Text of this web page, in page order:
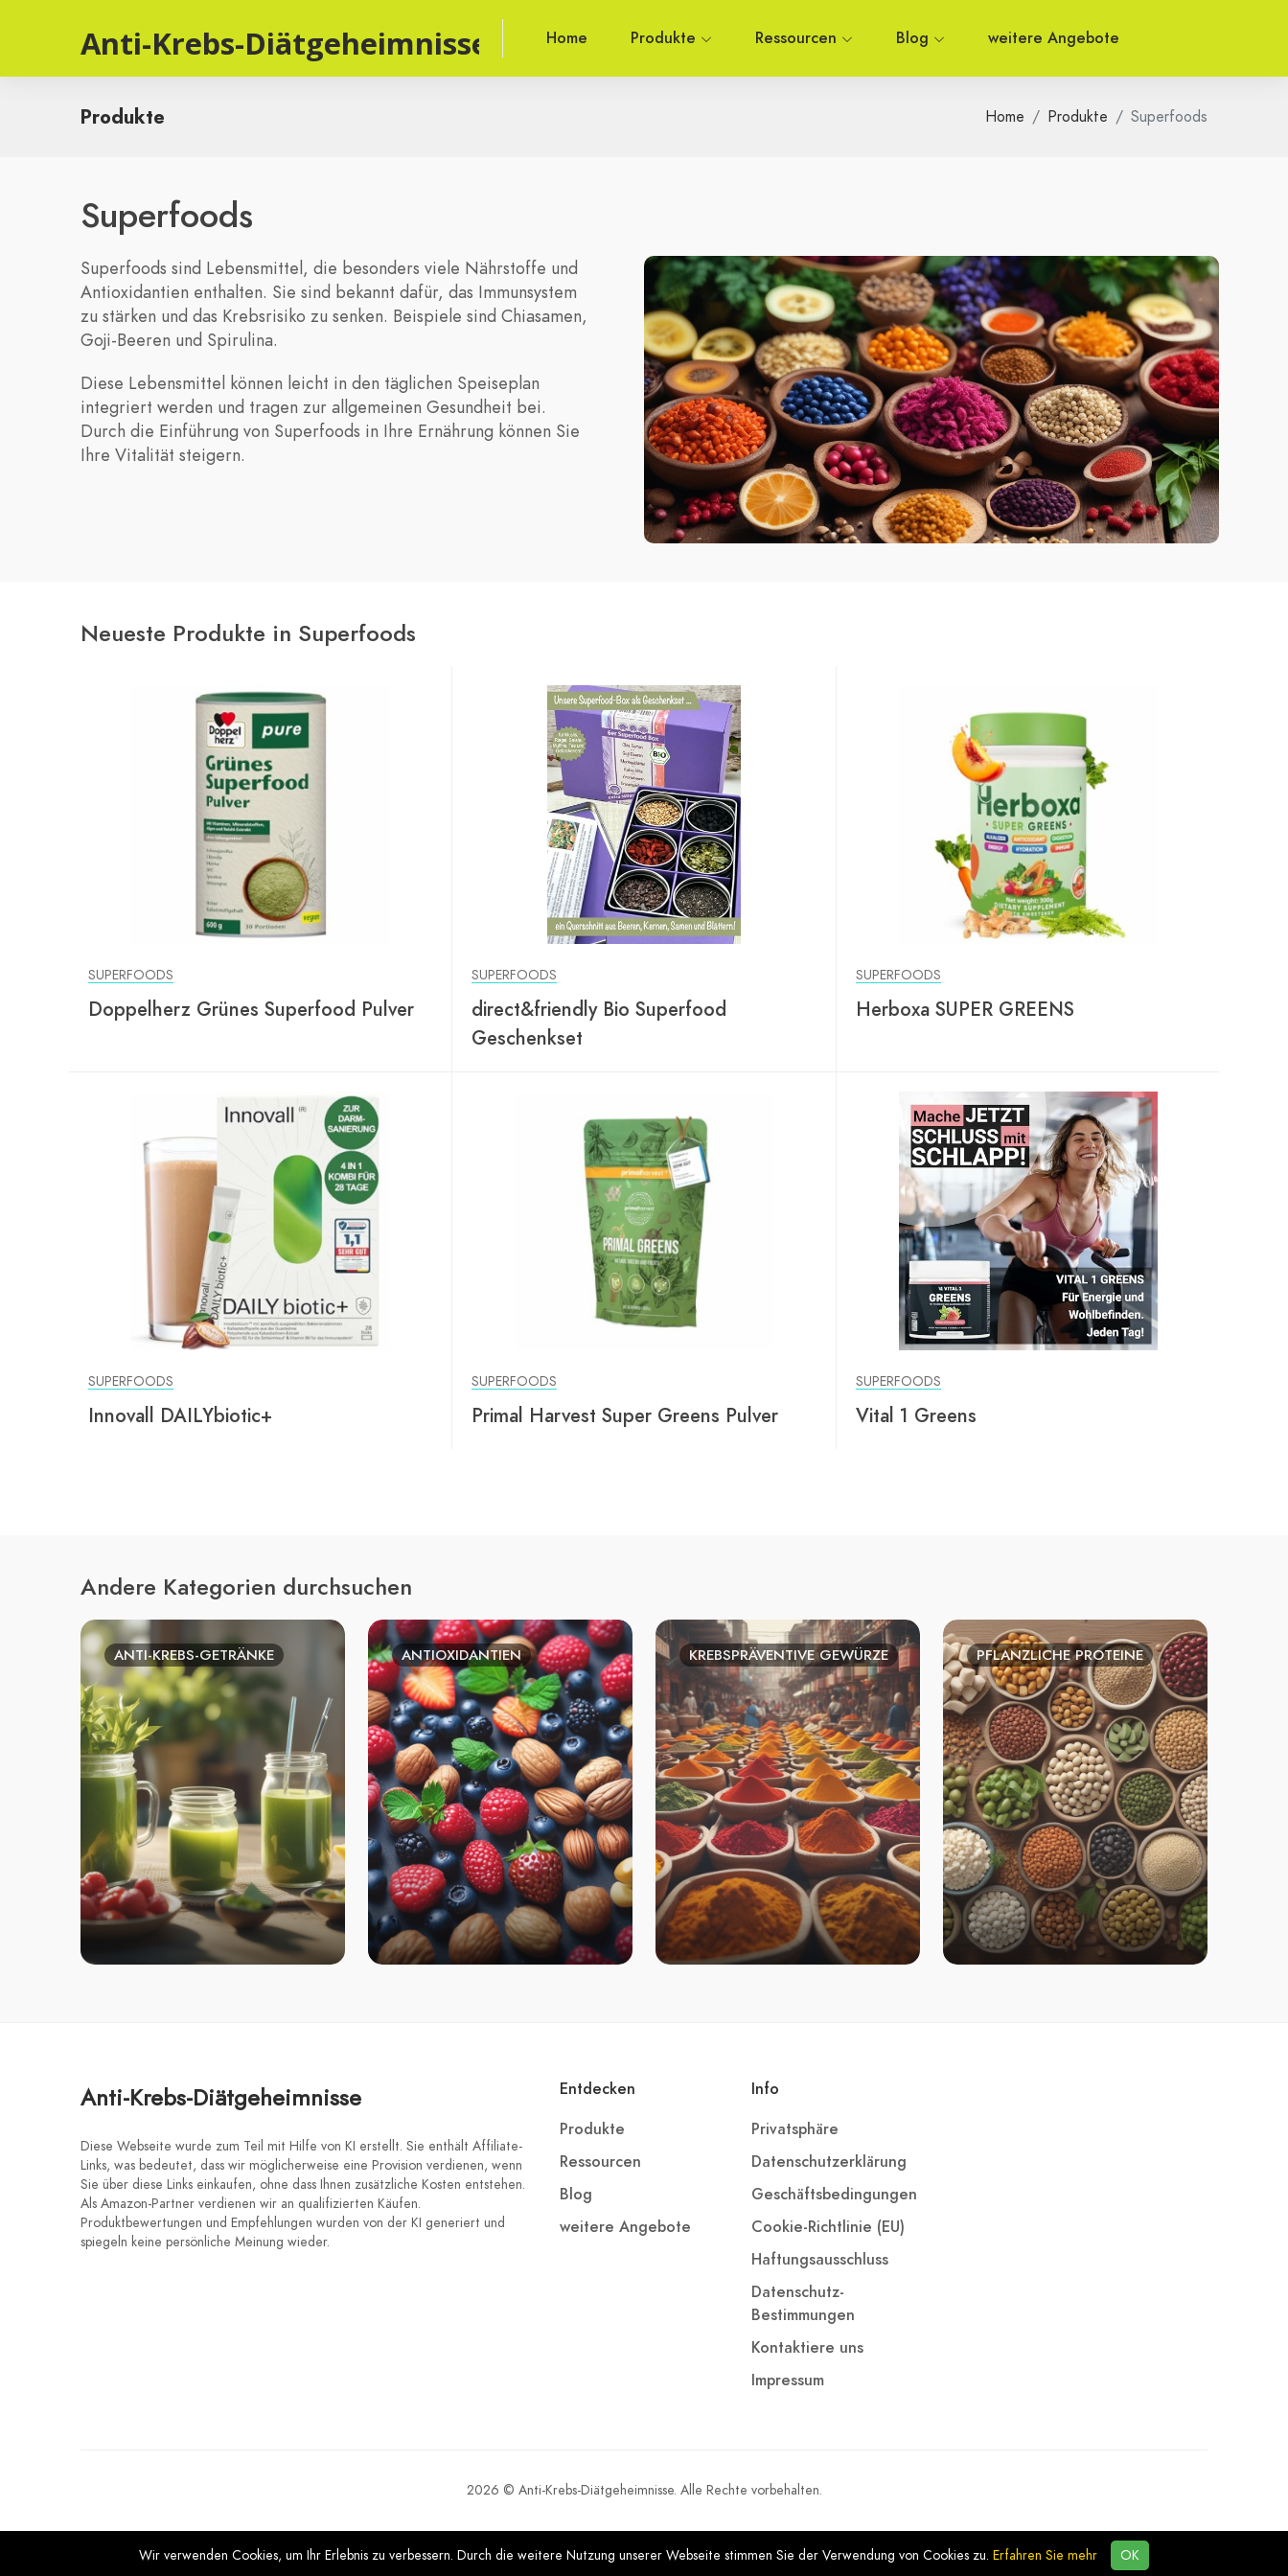
Anti-Krebs-Diätgeheimnisse Home Produkte Ressourcen Blog weitere Angebote
Produkte Home Produkte Superfoods
Superfoods
Superfoods sind Lebensmittel, die besonders viele Nährstoffe und
Antioxidantien enthalten. Sie sind bekannt dafür, das Immunsystem
zu stärken und das Krebsrisiko zu senken. Beispiele sind Chiasamen,
Goji-Beeren und Spirulina.
Diese Lebensmittel können leicht in den täglichen Speiseplan
integriert werden und tragen zur allgemeinen Gesundheit bei.
Durch die Einführung von Superfoods in Ihre Ernährung können Sie
Ihre Vitalität steigern.
Neueste Produkte in Superfoods
SUPERFOODS
Doppelherz Grünes Superfood Pulver
SUPERFOODS
direct&friendly Bio Superfood
Geschenkset
SUPERFOODS
Herboxa SUPER GREENS
SUPERFOODS
Innovall DAILYbiotic+
SUPERFOODS
Primal Harvest Super Greens Pulver
SUPERFOODS
Vital 1 Greens
Andere Kategorien durchsuchen
ANTI-KREBS-GETRÄNKE ANTIOXIDANTIEN KREBSPRÄVENTIVE GEWÜRZE PFLANZLICHE PROTEINE
Anti-Krebs-Diätgeheimnisse
Diese Webseite wurde zum Teil mit Hilfe von KI erstellt. Sie enthält Affiliate-
Links, was bedeutet, dass wir möglicherweise eine Provision verdienen, wenn
Sie über diese Links einkaufen, ohne dass Ihnen zusätzliche Kosten entstehen.
Als Amazon-Partner verdienen wir an qualifizierten Käufen.
Produktbewertungen und Empfehlungen wurden von der KI generiert und
spiegeln keine persönliche Meinung wieder.
Entdecken
Produkte
Ressourcen
Blog
weitere Angebote
Info
Privatsphäre
Datenschutzerklärung
Geschäftsbedingungen
Cookie-Richtlinie (EU)
Haftungsausschluss
Datenschutz-
Bestimmungen
Kontaktiere uns
Impressum
2026 © Anti-Krebs-Diätgeheimnisse. Alle Rechte vorbehalten.
Wir verwenden Cookies, um Ihr Erlebnis zu verbessern. Durch die weitere Nutzung unserer Webseite stimmen Sie der Verwendung von Cookies zu. Erfahren Sie mehr OK